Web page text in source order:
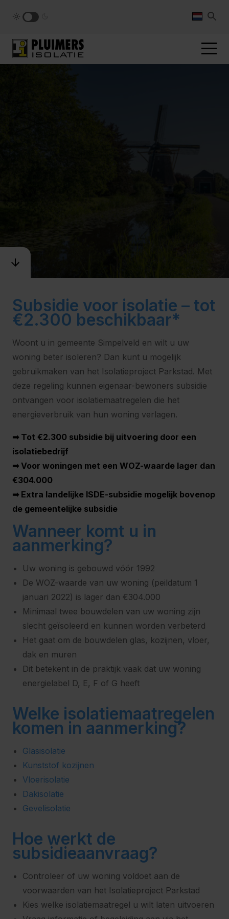
Subsidie voor isolatie – tot
€2.300 beschikbaar*
Woont u in gemeente Simpelveld en wilt u uw
woning beter isoleren? Dan kunt u mogelijk
gebruikmaken van het Isolatieproject Parkstad. Met
deze regeling kunnen eigenaar-bewoners subsidie
ontvangen voor isolatiemaatregelen die het
energieverbruik van hun woning verlagen.
➡ Tot €2.300 subsidie bij uitvoering door een
isolatiebedrijf
➡ Voor woningen met een WOZ-waarde lager dan
€304.000
➡ Extra landelijke ISDE-subsidie mogelijk bovenop
de gemeentelijke subsidie
Wanneer komt u in
aanmerking?
Uw woning is gebouwd vóór 1992
De WOZ-waarde van uw woning (peildatum 1
januari 2022) is lager dan €304.000
Minimaal twee bouwdelen van uw woning zijn
slecht geïsoleerd en kunnen worden verbeterd
Het gaat om de bouwdelen glas, kozijnen, vloer,
dak en muren
Dit betekent in de praktijk vaak dat uw woning
energielabel D, E, F of G heeft
Welke isolatiemaatregelen
komen in aanmerking?
Glasisolatie
Kunststof kozijnen
Vloerisolatie
Dakisolatie
Gevelisolatie
Hoe werkt de
subsidieaanvraag?
Controleer of uw woning voldoet aan de
voorwaarden van het Isolatieproject Parkstad
Kies welke isolatiemaatregel u wilt laten uitvoeren